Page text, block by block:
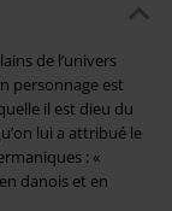
de l’univers
personnage est
il est dieu du
lui a attribué le
: «
danois et en